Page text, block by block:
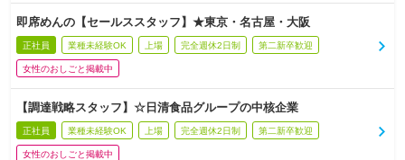
即席めんの【セールススタッフ】★東京・名古屋・大阪
正社員 業種未経験OK 上場 完全週休2日制 第二新卒歓迎
女性のおしごと掲載中
【調達戦略スタッフ】☆日清食品グループの中核企業
正社員 業種未経験OK 上場 完全週休2日制 第二新卒歓迎
女性のおしごと掲載中